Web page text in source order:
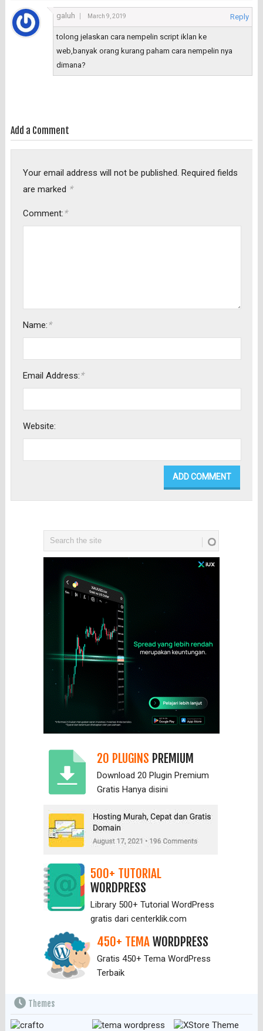
galuh March 9, 2019 Reply
tolong jelaskan cara nempelin script iklan ke
web,banyak orang kurang paham cara nempelin nya
dimana?
Add a Comment
Your email address will not be published. Required fields
are marked *
Comment:*
Name:*
Email Address:*
Website:
20 PLUGINS PREMIUM
Download 20 Plugin Premium
Gratis Hanya disini
500+ TUTORIAL
WORDPRESS
Library 500+ Tutorial WordPress
gratis dari centerklik.com
450+ TEMAWORDPRESS
Gratis 450+ Tema WordPress
Terbaik
Themes